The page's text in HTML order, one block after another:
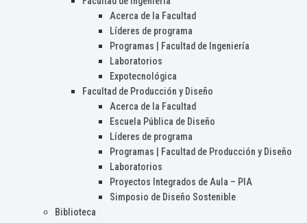
Acerca de la Facultad
Líderes de programa
Programas | Facultad de Ingeniería
Laboratorios
Expotecnológica
Facultad de Producción y Diseño
Acerca de la Facultad
Escuela Pública de Diseño
Líderes de programa
Programas | Facultad de Producción y Diseño
Laboratorios
Proyectos Integrados de Aula – PIA
Simposio de Diseño Sostenible
Biblioteca